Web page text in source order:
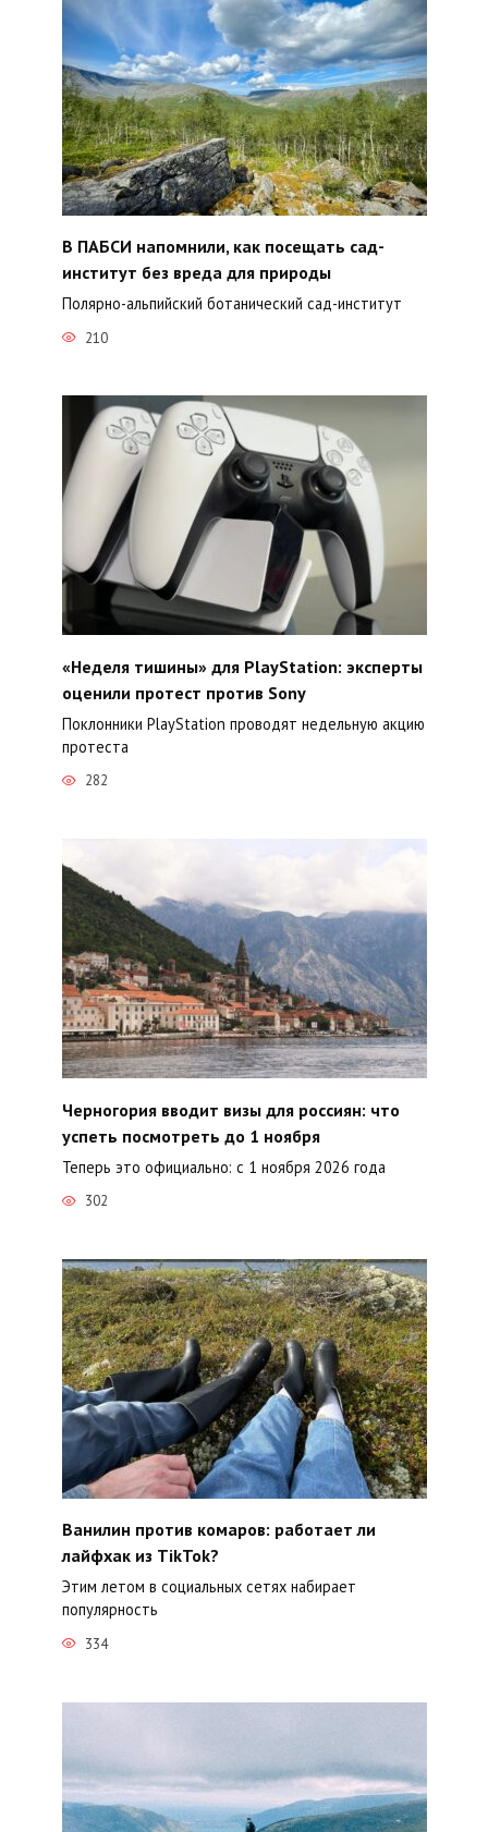
В ПАБСИ напомнили, как посещать сад-
институт без вреда для природы
Полярно-альпийский ботанический сад-институт
210
«Неделя тишины» для PlayStation: эксперты
оценили протест против Sony
Поклонники PlayStation проводят недельную акцию
протеста
282
Черногория вводит визы для россиян: что
успеть посмотреть до 1 ноября
Теперь это официально: с 1 ноября 2026 года
302
Ванилин против комаров: работает ли
лайфхак из TikTok?
Этим летом в социальных сетях набирает
популярность
334